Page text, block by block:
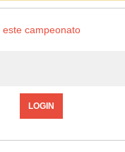
campeonato
LOGIN